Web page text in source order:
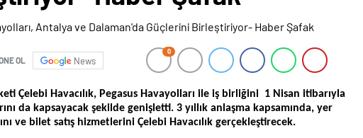
OL News
0
Çelebi Havacılık, Pegasus Havayolları ile iş birliğini 1 Nisan itibarıyla
da kapsayacak şekilde genişletti. 3 yıllık anlaşma kapsamında, yer
ve bilet satış hizmetlerini Çelebi Havacılık gerçekleştirecek.